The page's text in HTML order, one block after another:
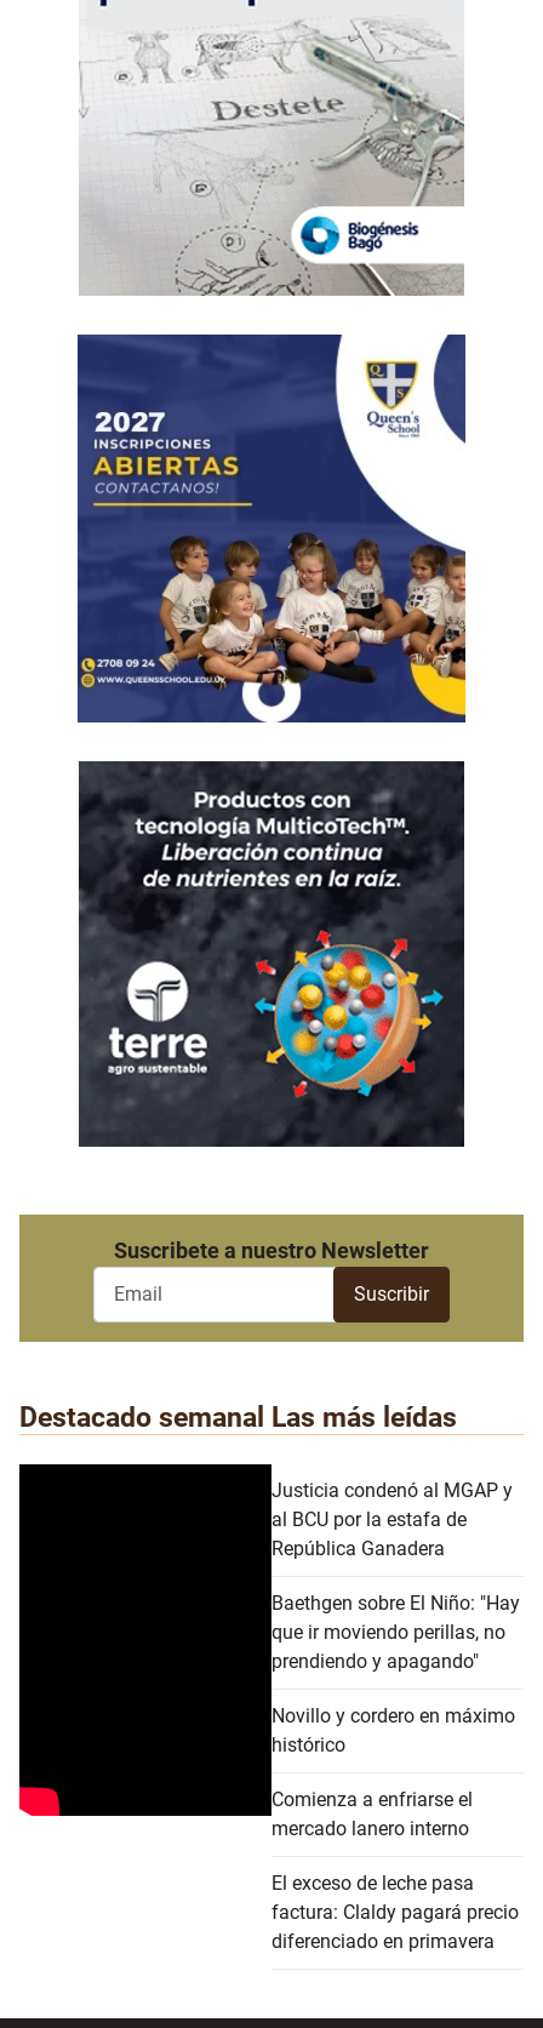
Suscribete a nuestro Newsletter
Destacado semanal Las más leídas
Justicia condenó al MGAP y
al BCU por la estafa de
República Ganadera
Baethgen sobre El Niño: "Hay
que ir moviendo perillas, no
prendiendo y apagando"
Novillo y cordero en máximo
histórico
Comienza a enfriarse el
mercado lanero interno
El exceso de leche pasa
factura: Claldy pagará precio
diferenciado en primavera